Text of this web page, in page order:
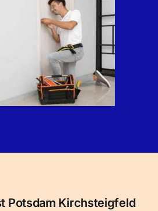
Potsdam Kirchsteigfeld